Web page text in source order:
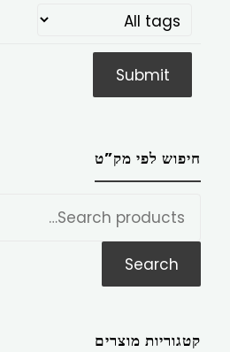
חיפוש לפי מק”ט
Search
קטגוריות מוצרים